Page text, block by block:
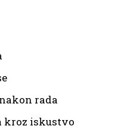
rada
kroz iskustvo